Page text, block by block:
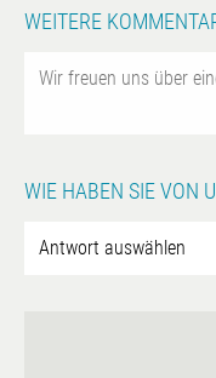
WEITERE
WIE HABEN SIE VON